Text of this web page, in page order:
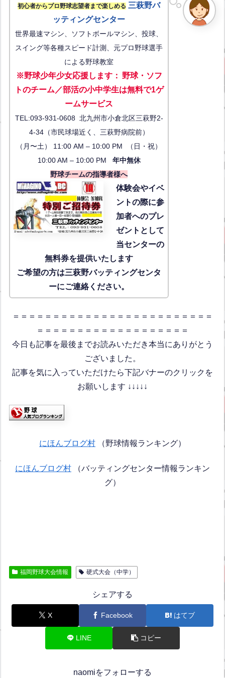
初心者からプロ野球志望者まで楽しめる 三萩野バ
ッティングセンター
世界最速マシン、ソフトボールマシン、投球、
スイング等各種スピード計測、元プロ野球選手
による野球教室
※野球少年少女応援します： 野球・ソフ
トのチーム／部活の小中学生は無料で1ゲ
ームサービス
TEL:093-931-0608 北九州市小倉北区三萩野2-
4-34（市民球場近く、三萩野病院前）
（月〜土） 11:00 AM – 10:00 PM （日・祝）
10:00 AM – 10:00 PM 年中無休
野球チームの指導者様へ
体験会やイベ
ントの際に参
加者へのプレ
ゼントとして
当センターの
無料券を提供いたします
ご希望の方は三萩野バッティングセンタ
ーにご連絡ください。
＝＝＝＝＝＝＝＝＝＝＝＝＝＝＝＝＝＝＝＝＝＝＝＝＝
＝＝＝＝＝＝＝＝＝＝＝＝＝＝＝＝＝＝＝
今日も記事を最後までお読みいただき本当にありがとう
ございました。
記事を気に入っていただけたら下記バナーのクリックを
お願いします ↓↓↓↓↓
にほんブログ村 （野球情報ランキング）
にほんブログ村 （バッティングセンター情報ランキン
グ）
福岡野球大会情報 硬式大会（中学）
シェアする
X Facebook はてブ
LINE コピー
naomiをフォローする